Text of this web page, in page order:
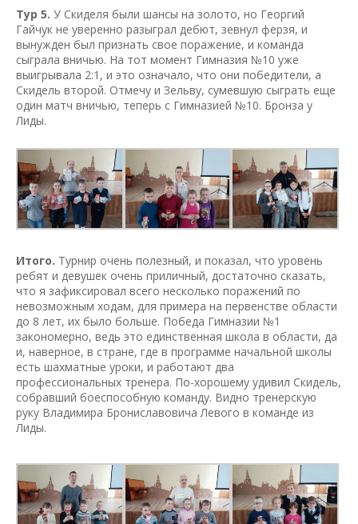
Тур 5. У Скиделя были шансы на золото, но Георгий
Гайчук не уверенно разыграл дебют, зевнул ферзя, и
вынужден был признать свое поражение, и команда
сыграла вничью. На тот момент Гимназия №10 уже
выигрывала 2:1, и это означало, что они победители, а
Скидель второй. Отмечу и Зельву, сумевшую сыграть еще
один матч вничью, теперь с Гимназией №10. Бронза у
Лиды.
Итого. Турнир очень полезный, и показал, что уровень
ребят и девушек очень приличный, достаточно сказать,
что я зафиксировал всего несколько поражений по
невозможным ходам, для примера на первенстве области
до 8 лет, их было больше. Победа Гимназии №1
закономерно, ведь это единственная школа в области, да
и, наверное, в стране, где в программе начальной школы
есть шахматные уроки, и работают два
профессиональных тренера. По-хорошему удивил Скидель,
собравший боеспособную команду. Видно тренерскую
руку Владимира Брониславовича Левого в команде из
Лиды.